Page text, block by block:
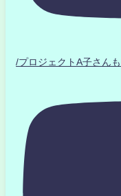
/プロジェクトA子さん